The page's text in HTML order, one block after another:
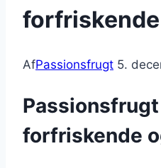
AfPassionsfrugt 5.
forfriskende